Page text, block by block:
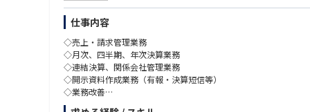
仕事内容
◇売上・請求管理業務
◇月次、四半期、年次決算業務
◇連結決算、関係会社管理業務
◇開示資料作成業務（有報・決算短信等）
◇業務改善
◇その他上記に付随する業務